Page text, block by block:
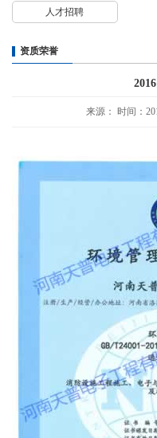
人才招聘
资质荣誉
来源： 时间：